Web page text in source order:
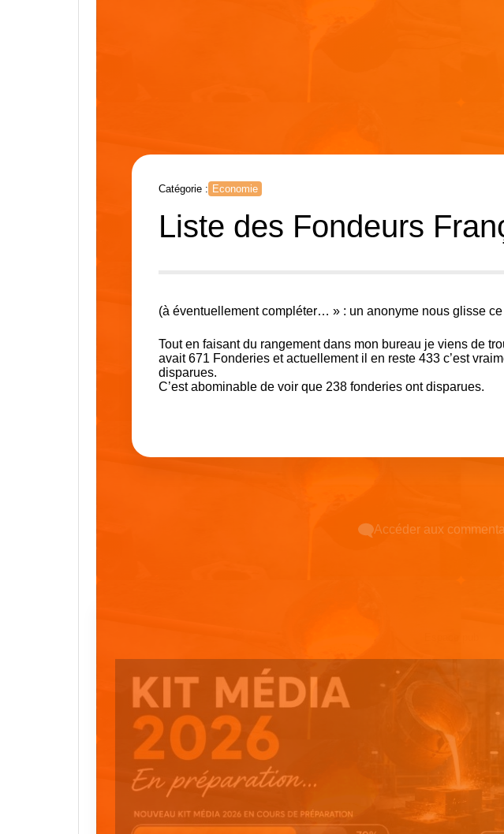
Catégorie : Economie
Liste des Fondeurs
(à éventuellement compléter… » : un anonyme nous glisse
Tout en faisant du rangement dans mon bureau je viens de
avait 671 Fonderies et actuellement il en reste 433 c’est
disparues.
C’est abominable de voir que 238 fonderies ont disparues.
Accéder aux